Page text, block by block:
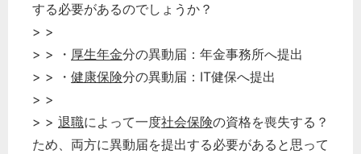
する必要があるのでしょうか？
> >
> > ・ 厚生年金分の異動届：年金事務所へ提出
> > ・ 健康保険分の異動届：IT健保へ提出
> >
> > 退職によって一度社会保険の資格を喪失する？
ため、両方に異動届を提出する必要があると思って